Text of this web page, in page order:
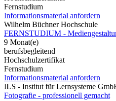
Fernstudium
Informationsmaterial anfordern
Wilhelm Büchner Hochschule
FERNSTUDIUM -
9 Monat(e)
berufsbegleitend
Hochschulzertifikat
Fernstudium
Informationsmaterial anfordern
ILS - Institut für Lernsysteme
Fotografie - professionell gemacht